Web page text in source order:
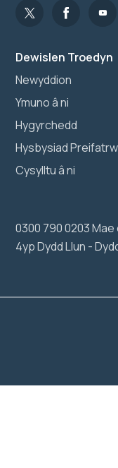
Dewislen Troedyn
Newyddion
Ymuno â ni
Hygyrchedd
Hysbysiad
Cysylltu â ni
0300 790 0203
4yp Dydd Llun -